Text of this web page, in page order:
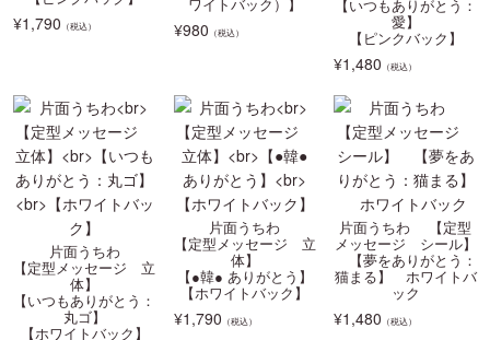
¥1,790 （税込）
ワイトバック）】
¥980 （税込）
【いつもありがとう：
愛】
【ピンクバック】
¥1,480 （税込）
片面うちわ
【定型メッセージ 立
体】
【いつもありがとう：
丸ゴ】
【ホワイトバック】
片面うちわ
【定型メッセージ 立
体】
【●韓● ありがとう】
【ホワイトバック】
¥1,790 （税込）
片面うちわ 【定型
メッセージ シール】
【夢をありがとう：
猫まる】 ホワイトバ
ック
¥1,480 （税込）